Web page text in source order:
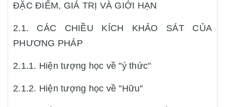
ĐẶC ĐIỂM, GIÁ TRỊ VÀ GIỚI HẠN
2.1. CÁC CHIỀU KÍCH KHẢO SÁT CỦA
PHƯƠNG PHÁP
2.1.1. Hiện tượng học về "ý thức"
2.1.2. Hiện tượng học về "Hữu"